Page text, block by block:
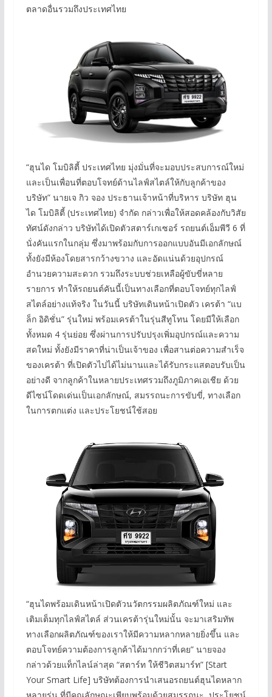
ตลาดอื่นรวมถึงประเทศไทย
“ฮุนได โมบิลิตี้ ประเทศไทย มุ่งมั่นที่จะมอบประสบการณ์ใหม่
และเป็นเพื่อนที่ตอบโจทย์ด้านไลฟ์สไตล์ให้กับลูกค้าของ
บริษัท” นายเจ กิว จอง ประธานเจ้าหน้าที่บริหาร บริษัท ฮุน
ได โมบิลิตี้ (ประเทศไทย) จำกัด กล่าวเพื่อให้สอดคล้องกับวิสัย
ทัศน์ดังกล่าว บริษัทได้เปิดตัวสตาร์เกเซอร์ รถยนต์เอ็มพีวี 6 ที่
นั่งคันแรกในกลุ่ม ซึ่งมาพร้อมกับการออกแบบอันมีเอกลักษณ์
ทั้งยังมีห้องโดยสารกว้างขวาง และอัดแน่นด้วยอุปกรณ์
อำนวยความสะดวก รวมถึงระบบช่วยเหลือผู้ขับขี่หลาย
รายการ ทำให้รถยนต์คันนี้เป็นทางเลือกที่ตอบโจทย์ทุกไลฟ์
สไตล์อย่างแท้จริง ในวันนี้ บริษัทเดินหน้าเปิดตัว เครต้า “แบ
ล็ก อิดิชั่น” รุ่นใหม่ พร้อมเครต้าในรุ่นสีทูโทน โดยมีให้เลือก
ทั้งหมด 4 รุ่นย่อย ซึ่งผ่านการปรับปรุงเพิ่มอุปกรณ์และความ
สดใหม่ ทั้งยังมีราคาที่น่าเป็นเจ้าของ เพื่อสานต่อความสำเร็จ
ของเครต้า ที่เปิดตัวไปได้ไม่นานและได้รับกระแสตอบรับเป็น
อย่างดี จากลูกค้าในหลายประเทศรวมถึงภูมิภาคเอเชีย ด้วย
ดีไซน์โดดเด่นเป็นเอกลักษณ์, สมรรถนะการขับขี่, ทางเลือก
ในการตกแต่ง และประโยชน์ใช้สอย
“ฮุนไดพร้อมเดินหน้าเปิดตัวนวัตกรรมผลิตภัณฑ์ใหม่ และ
เติมเต็มทุกไลฟ์สไตล์ ส่วนเครต้ารุ่นใหม่นั้น จะมาเสริมทัพ
ทางเลือกผลิตภัณฑ์ของเราให้มีความหลากหลายยิ่งขึ้น และ
ตอบโจทย์ความต้องการลูกค้าได้มากกว่าที่เคย” นายจอง
กล่าวด้วยแท็กไลน์ล่าสุด “สตาร์ท ให้ชีวิตสมาร์ท” [Start
Your Smart Life] บริษัทต้องการนำเสนอรถยนต์ฮุนไดหลาก
หลายรุ่น ที่มีคุณลักษณะเพียบพร้อมด้วยสมรรถนะ, ประโยชน์